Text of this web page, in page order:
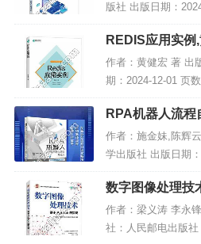
版社 出版日期：
7115641540 电子书
格式]...
REDIS应用实例
网盘资源
作者：黄健宏 著 出
期：2024-12-01 页
电子书大小：
介 本书...
RPA机器人流程
子书下载
作者：施金妹,陈辉
学出版社 出版日期
9787301356807 电
DF格式...
数字图像处理
现,PDF电子书下
作者：梁义涛 李永
社：人民邮电出版